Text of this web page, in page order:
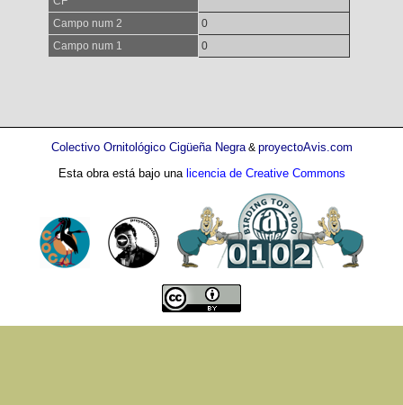
Campo num 2
0
Campo num 1
0
Colectivo Ornitológico Cigüeña Negra& proyectoAvis.com
Esta obra está bajo una licencia de Creative Commons